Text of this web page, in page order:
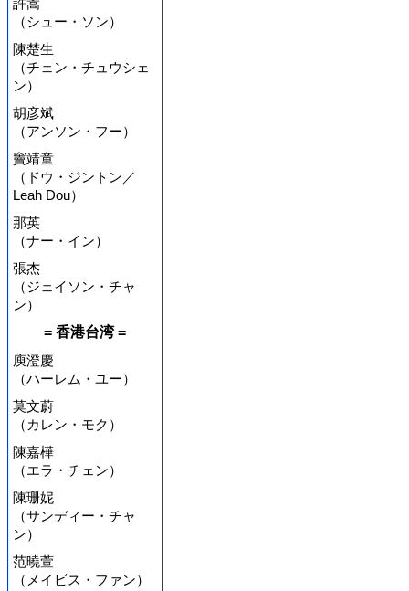
許嵩
（シュー・ソン）
陳楚生
（チェン・チュウシェ
ン）
胡彦斌
（アンソン・フー）
竇靖童
（ドウ・ジントン／
Leah Dou）
那英
（ナー・イン）
張杰
（ジェイソン・チャ
ン）
= 香港台湾 =
庾澄慶
（ハーレム・ユー）
莫文蔚
（カレン・モク）
陳嘉樺
（エラ・チェン）
陳珊妮
（サンディー・チャ
ン）
范曉萱
（メイビス・ファン）